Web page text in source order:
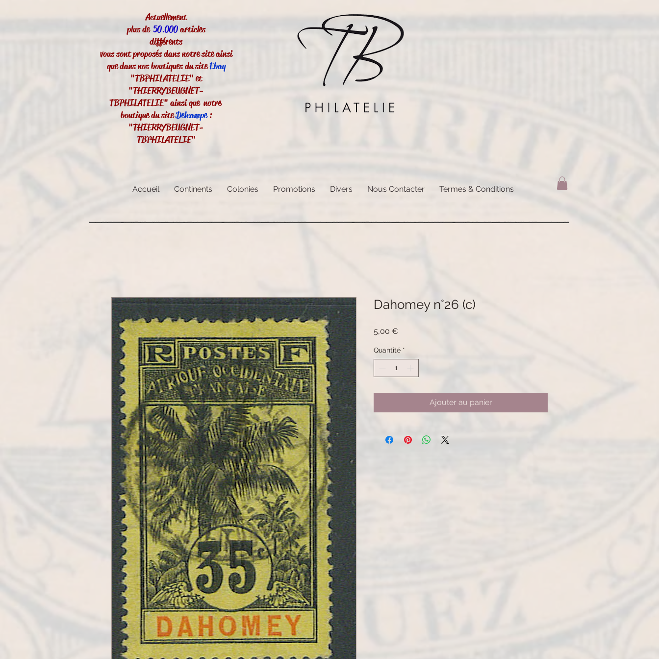
Actuellement
plus de50.000articles
différents
vous sont proposés dans notre site ainsi
que dans nos boutiques du siteEbay
"TBPHILATELIE" et
"THIERRYBEUGNET-
TBPHILATELIE" ainsi que notre
boutique du siteDelcampe:
"THIERRYBEUGNET-
TBPHILATELIE"
Accueil Continents Colonies Promotions Divers Nous Contacter Termes & Conditions
Dahomey n°26 (c)
5,00 €
Quantité *
Ajouter au panier